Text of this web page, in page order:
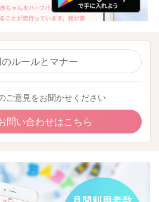
ルールとマナー
ご意見をお聞かせください
問い合わせはこちら